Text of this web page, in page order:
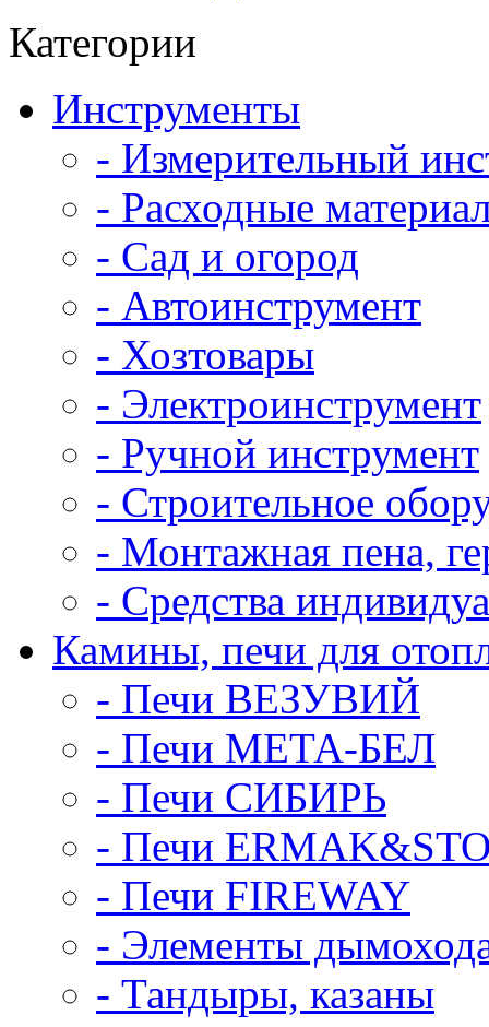
Категории
Инструменты
- Измерительный
- Расходные
- Сад и огород
- Автоинструмент
- Хозтовары
- Электроинструмент
- Ручной инструмент
- Строительное
- Монтажная пена,
- Средства
Камины, печи для
- Печи ВЕЗУВИЙ
- Печи МЕТА-БЕЛ
- Печи СИБИРЬ
- Печи
- Печи FIREWAY
- Элементы
- Тандыры, казаны